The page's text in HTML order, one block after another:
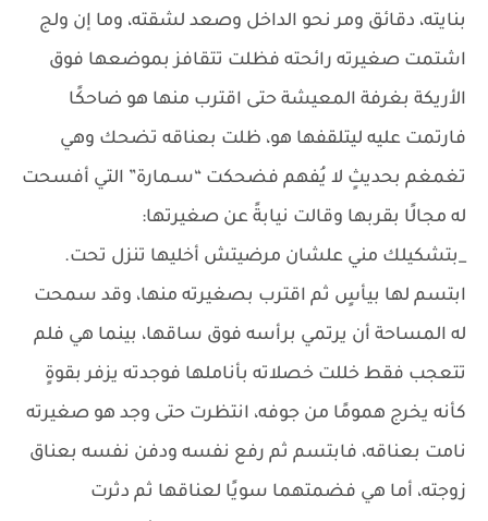
بنايته، دقائق ومر نحو الداخل وصعد لشقته، وما إن ولج
اشتمت صغيرته رائحته فظلت تتقافز بموضعها فوق
الأريكة بغرفة المعيشة حتى اقترب منها هو ضاحكًا
فارتمت عليه ليتلقفها هو، ظلت بعناقه تضحك وهي
تغمغم بحديثٍ لا يُفهم فضحكت “سـمارة” التي أفسحت
له مجالًا بقربها وقالت نيابةً عن صغيرتها:
_بتشكيلك مني علشان مرضيتش أخليها تنزل تحت.
ابتسم لها بيأسٍ ثم اقترب بصغيرته منها، وقد سمحت
له المساحة أن يرتمي برأسه فوق ساقها، بينما هي فلم
تتعجب فقط خللت خصلاته بأناملها فوجدته يزفر بقوةٍ
كأنه يخرج همومًا من جوفه، انتظرت حتى وجد هو صغيرته
نامت بعناقه، فابتسم ثم رفع نفسه ودفن نفسه بعناق
زوجته، أما هي فضمتهما سويًا لعناقها ثم دثرت